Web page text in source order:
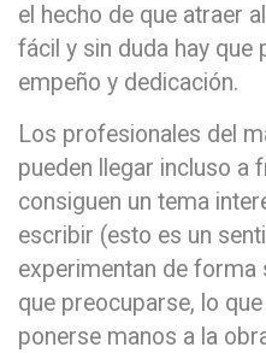
el hecho de que atraer
fácil y sin duda hay que
empeño y dedicación.
Los profesionales del
pueden llegar incluso a
consiguen un tema
escribir (esto es un
experimentan de forma
que preocuparse, lo
ponerse manos a la